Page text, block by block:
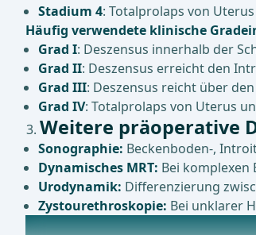
Stadium 4: Totalprolaps von
Häufig verwendete klinische
Grad I: Deszensus innerhalb der
Grad II: Deszensus erreicht den
Grad III: Deszensus reicht über
Grad IV: Totalprolaps von Uterus
Weitere präoperative
Sonographie: Beckenboden-,
Dynamisches MRT: Bei
Urodynamik: Differenzierung
Zystourethroskopie: Bei unklarer
Präoperative Aufklärung